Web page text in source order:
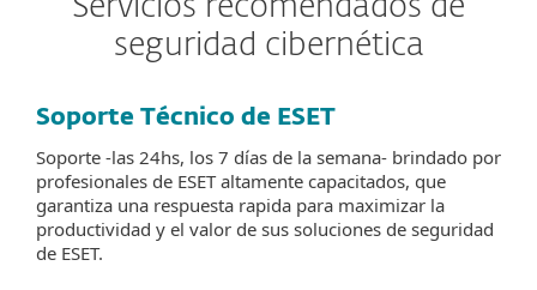
Servicios recomendados de
seguridad cibernética
Soporte Técnico de ESET
Soporte -las 24hs, los 7 días de la semana- brindado por
profesionales de ESET altamente capacitados, que
garantiza una respuesta rapida para maximizar la
productividad y el valor de sus soluciones de seguridad
de ESET.